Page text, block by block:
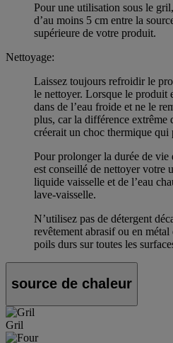
Pour une utilisation sous le
d’au moins 5 cm entre la
supérieure de votre produit.
Nettoyage:
Laissez toujours refroidir le
le nettoyer. Lorsque le produit
dans de l’eau froide et ne le
plus, car la différence extrême
créerait un choc thermique qui
Pour prolonger la durée de vie
est conseillé de nettoyer votre
liquide vaisselle et de l’eau
lave-vaisselle.
N’utilisez pas de détergent
revêtement abrasif ou en
poils durs sur toutes les
source de chaleur
Gril